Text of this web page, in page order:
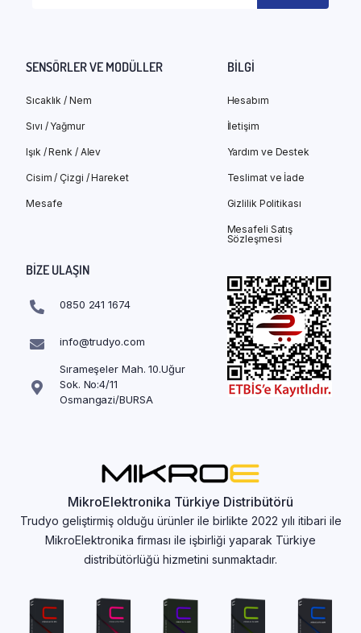
SENSÖRLER VE MODÜLLER
Sıcaklık / Nem
Sıvı / Yağmur
Işık / Renk / Alev
Cisim / Çizgi / Hareket
Mesafe
BILGI
Hesabım
İletişim
Yardım ve Destek
Teslimat ve İade
Gizlilik Politikası
Mesafeli Satış
Sözleşmesi
BIZE ULAŞIN
0850 241 1674
info@trudyo.com
Sırameşeler Mah. 10.Uğur
Sok. No:4/11
Osmangazi/BURSA
MikroElektronika Türkiye Distribütörü
Trudyo geliştirmiş olduğu ürünler ile birlikte 2022 yılı itibari ile
MikroElektronika firması ile işbirliği yaparak Türkiye
distribütörlüğü hizmetini sunmaktadır.